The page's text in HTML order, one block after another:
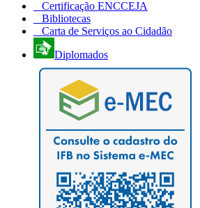
Certificação ENCCEJA
Bibliotecas
Carta de Serviços ao Cidadão
Diplomados